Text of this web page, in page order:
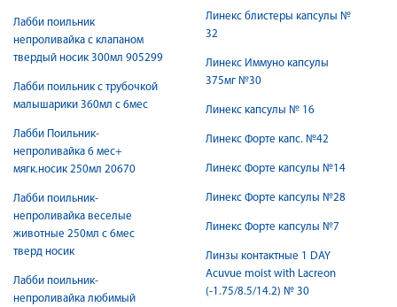
Лабби поильник
непроливайка с клапаном
твердый носик 300мл 905299
Лабби поильник с трубочкой
малышарики 360мл с 6мес
Лабби Поильник-
непроливайка 6 мес+
мягк.носик 250мл 20670
Лабби поильник-
непроливайка веселые
животные 250мл с 6мес
тверд носик
Лабби поильник-
непроливайка любимый
Линекс блистеры капсулы №
32
Линекс Иммуно капсулы
375мг №30
Линекс капсулы № 16
Линекс Форте капс. №42
Линекс Форте капсулы №14
Линекс Форте капсулы №28
Линекс Форте капсулы №7
Линзы контактные 1 DAY
Acuvue moist with Lacreon
(-1.75/8.5/14.2) № 30